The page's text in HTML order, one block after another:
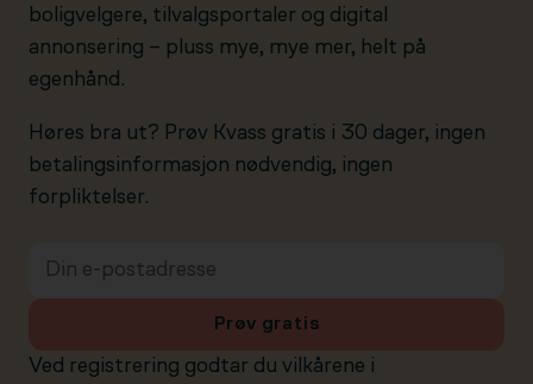
boligvelgere, tilvalgsportaler og digital
annonsering – pluss mye, mye mer, helt på
egenhånd.
Høres bra ut? Prøv Kvass gratis i 30 dager, ingen
betalingsinformasjon nødvendig, ingen
forpliktelser.
Ved registrering godtar du vilkårene i
Prøv gratis